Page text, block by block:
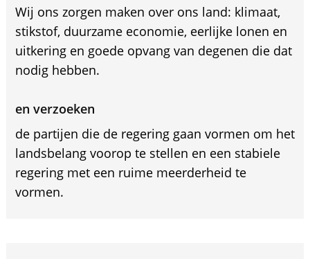
Wij ons zorgen maken over ons land: klimaat,
stikstof, duurzame economie, eerlijke lonen en
uitkering en goede opvang van degenen die dat
nodig hebben.
en verzoeken
de partijen die de regering gaan vormen om het
landsbelang voorop te stellen en een stabiele
regering met een ruime meerderheid te
vormen.